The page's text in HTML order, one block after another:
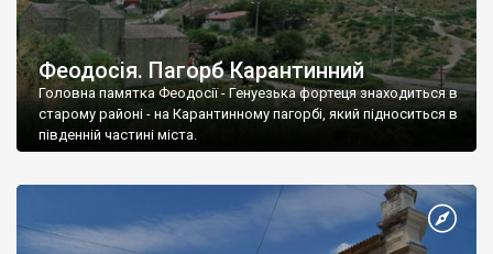
Феодосія. Пагорб Карантинний
Головна памятка Феодосії - Генуезька фортеця знаходиться в
старому районі - на Карантинному пагорбі, який підноситься в
південній частині міста.